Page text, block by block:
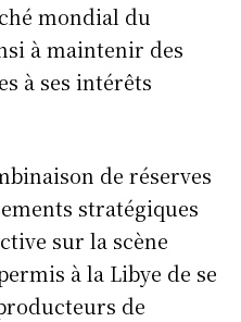
mondial du
à maintenir des
à ses intérêts
de réserves
stratégiques
sur la scène
à la Libye de se
de